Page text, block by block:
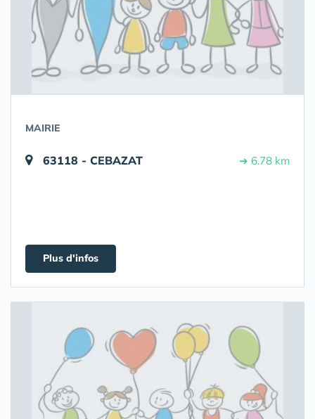
MAIRIE
63118 - CEBAZAT ➔ 6.78 km
Plus d'infos